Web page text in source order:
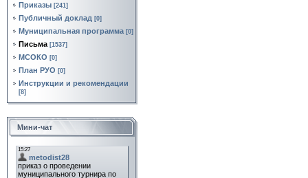
Приказы [241]
Публичный доклад [0]
Муниципальная программа [0]
Письма [1537]
МСОКО [0]
План РУО [0]
Инструкции и рекомендации
[8]
Мини-чат